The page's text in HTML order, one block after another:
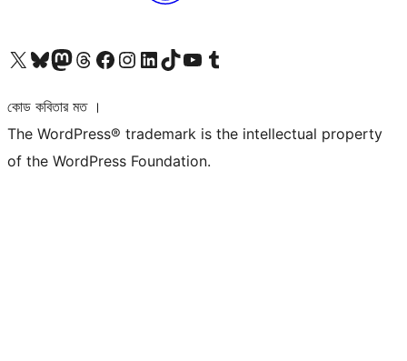
আমাদের X (আগের টুইটার) অ্যাকাউন্টে যানআমাদের Bluesky অ্যাকাউন্টটি দেখুনআমাদের মাস্টোডন অ্যাকাউন্টটি দেখুনআমাদের থ্রেডস অ্যাকাউন্টটি দেখুনআমাদের ফেসবুক পেজ দেখুনআমাদের ইন্সটাগ্রাম অ্যাকাউন্ট দেখুনআমাদের লিঙ্কডইন অ্যাকাউন্টে যানআমাদের TikTok অ্যাকাউন্টটি দেখুনআমাদের ইউটিউব চ্যানেলে যান আমাদের টাম্বলার অ্যাকাউন্ট দেখুন
কোড কবিতার মত ।
The WordPress® trademark is the intellectual property
of the WordPress Foundation.